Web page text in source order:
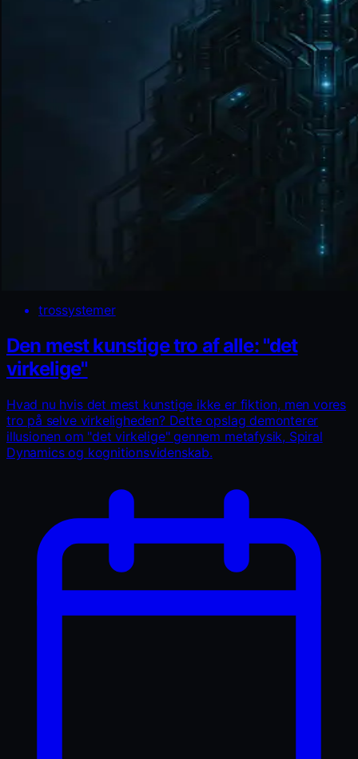
trossystemer
Den mest kunstige tro af alle: "det
virkelige"
Hvad nu hvis det mest kunstige ikke er fiktion, men vores
tro på selve virkeligheden? Dette opslag demonterer
illusionen om "det virkelige" gennem metafysik, Spiral
Dynamics og kognitionsvidenskab.